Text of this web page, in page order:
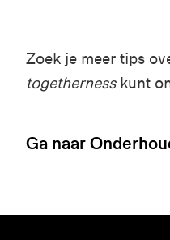
Zoek je meer tips
togethernesskunt
Ga naar